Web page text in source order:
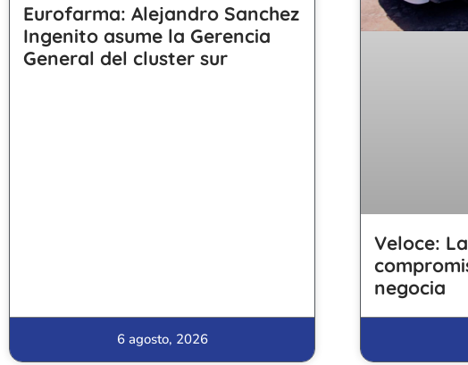
Eurofarma: Alejandro Sanchez
Ingenito asume la Gerencia
General del cluster sur
6 agosto, 2026
Veloce:
negocia